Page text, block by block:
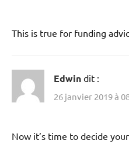
This is true for funding
Edwin dit :
26 janvier 2019 à
Now it’s time to decide